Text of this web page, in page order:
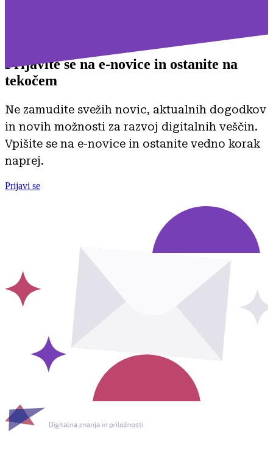
Prijavite se na e-novice in ostanite na
tekočem
Ne zamudite svežih novic, aktualnih dogodkov
in novih možnosti za razvoj digitalnih veščin.
Vpišite se na e-novice in ostanite vedno korak
naprej.
Prijavi se